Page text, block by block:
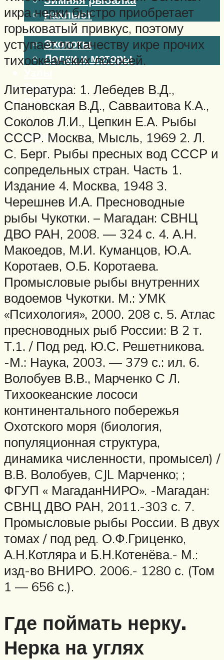
Нахлыст
Снаряжение
Эхолоты
Лодки и моторы
Рецепты
Разное
Меню
икра нерки быстро приобретает
горьковатый привкус, поэтому
уступает по качеству икре прочих
тихоокеанских лососей.
Литература: 1. Лебедев В.Д.,
Спановская В.Д., Савваитова К.А.,
Соколов Л.И., Цепкин Е.А. Рыбы
СССР. Москва, Мысль, 1969 2. Л.
С. Берг. Рыбы пресных вод СССР и
сопредельных стран. Часть 1.
Издание 4. Москва, 1948 3.
Черешнев И.А. Пресноводные
рыбы Чукотки. – Магадан: СВНЦ
ДВО РАН, 2008. — 324 с. 4. А.Н.
Макоедов, М.И. Куманцов, Ю.А.
Коротаев, О.Б. Коротаева.
Промысловые рыбы внутренних
водоемов Чукотки. М.: УМК
«Психология», 2000. 208 с. 5. Атлас
пресноводных рыб России: В 2 т.
Т.1. / Под ред. Ю.С. Решетникова.
-М.: Наука, 2003. — 379 с.: ил. 6.
Волобуев В.В., Марченко С Л.
Тихоокеанские лососи
континентального побережья
Охотского моря (биология,
популяционная структура,
динамика численности, промысел) /
В.В. Волобуев, CJL Марченко; ;
ФГУП « МагаданНИРО». -Магадан:
СВНЦ ДВО РАН, 2011.-303 с. 7.
Промысловые рыбы России. В двух
томах / под ред. О.Ф.Гриценко,
А.Н.Котляра и Б.Н.Котенёва.- М.:
изд-во ВНИРО. 2006.- 1280 с. (Том
1 — 656 с.).
Где поймать нерку.
Нерка на углях